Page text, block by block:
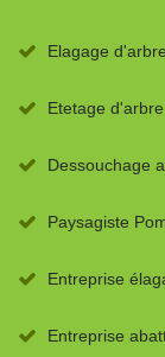
Elagage
Etetage
Dessouchage
Paysagiste
Entreprise
Entreprise